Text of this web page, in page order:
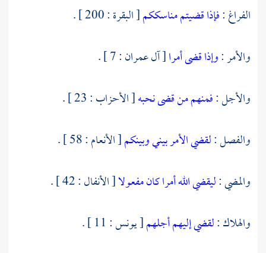
الفراغ :فإذا قضيتم مناسككم[ البقرة : 200 ] .
والأمر :وإذا قضى أمرا[ آل عمران : 7 ] .
والأجل :فمنهم من قضى نحبه[ الأحزاب : 23 ] .
والفصل :لقضي الأمر بيني وبينكم[ الأنعام : 58 ] .
والمضي :ليقضي الله أمرا كان مفعولا[ الأنفال : 42 ] .
والهلاك :لقضي إليهم أجلهم[ يونس : 11 ] .